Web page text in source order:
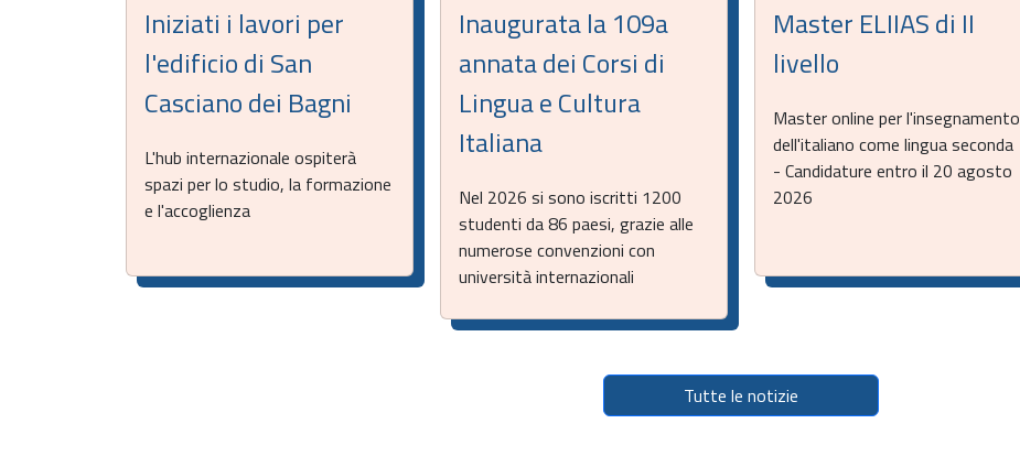
Iniziati i lavori per
l'edificio di San
Casciano dei Bagni
L'hub internazionale ospiterà
spazi per lo studio, la formazione
e l'accoglienza
Inaugurata la 109a
annata dei Corsi di
Lingua e Cultura
Italiana
Nel 2026 si sono iscritti 1200
studenti da 86 paesi, grazie alle
numerose convenzioni con
università internazionali
Master ELIIAS di II
livello
Master online per l'insegnamento
dell'italiano come lingua seconda
- Candidature entro il 20 agosto
2026
Tutte le notizie